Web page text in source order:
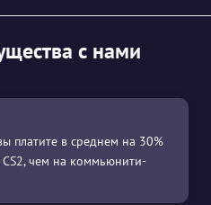
с нами
платите в среднем на 30%
чем на коммьюнити-